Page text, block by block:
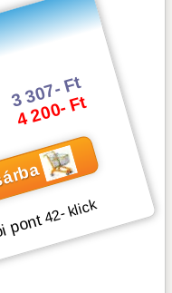
3 307- Ft
4 200- Ft
pont42- klick